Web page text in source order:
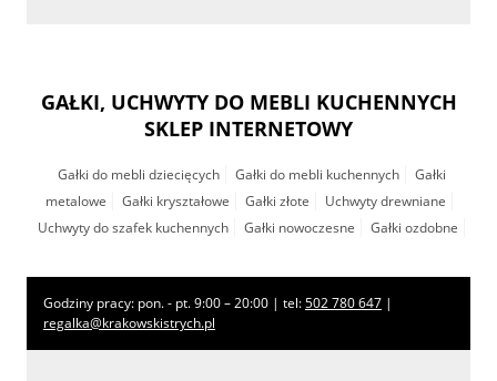
GAŁKI, UCHWYTY DO MEBLI KUCHENNYCH
SKLEP INTERNETOWY
Gałki do mebli dziecięcych Gałki do mebli kuchennych
Gałki
metalowe
Gałki kryształowe Gałki złote
Uchwyty drewniane
Uchwyty do szafek kuchennych
Gałki nowoczesne Gałki ozdobne
Godziny pracy: pon. - pt. 9:00 – 20:00 | tel:502 780 647 |
regalka@krakowskistrych.pl